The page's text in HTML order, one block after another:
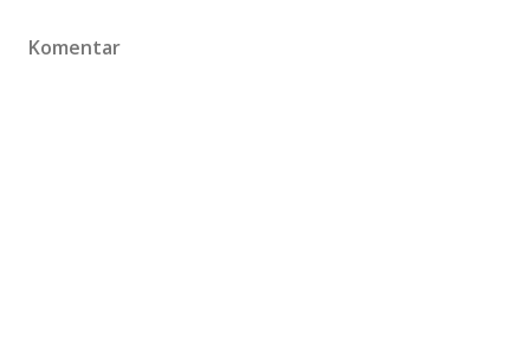
Komentar